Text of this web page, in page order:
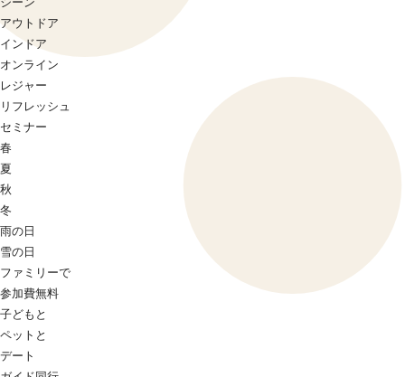
アウトドア
インドア
オンライン
レジャー
リフレッシュ
セミナー
春
夏
秋
冬
雨の日
雪の日
ファミリーで
参加費無料
子どもと
ペットと
デート